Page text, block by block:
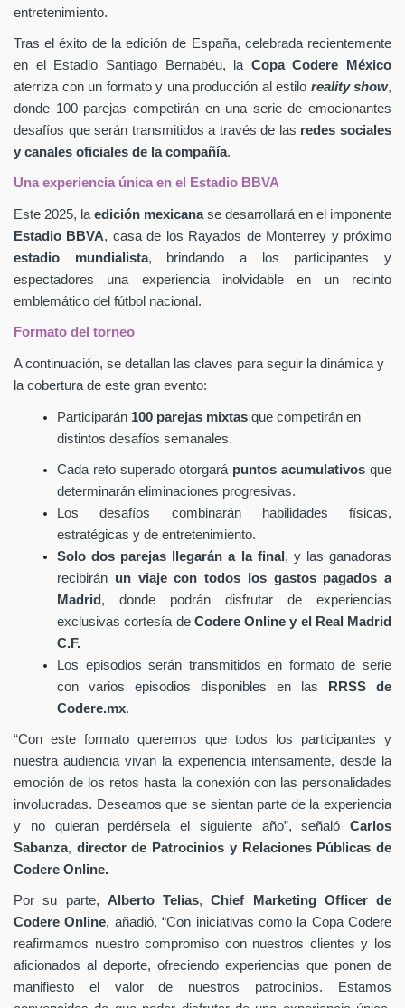
entretenimiento.
Tras el éxito de la edición de España, celebrada recientemente
en el Estadio Santiago Bernabéu, la Copa Codere México
aterriza con un formato y una producción al estilo reality show,
donde 100 parejas competirán en una serie de emocionantes
desafíos que serán transmitidos a través de las redes sociales
y canales oficiales de la compañía.
Una experiencia única en el Estadio BBVA
Este 2025, laedición mexicanase desarrollará en el imponente
Estadio BBVA, casa de los Rayados de Monterrey y próximo
estadio mundialista, brindando a los participantes y
espectadores una experiencia inolvidable en un recinto
emblemático del fútbol nacional.
Formato del torneo
A continuación, se detallan las claves para seguir la dinámica y
la cobertura de este gran evento:
Participarán 100 parejas mixtas que competirán en
distintos desafíos semanales.
Cada reto superado otorgará puntos acumulativos que
determinarán eliminaciones progresivas.
Los desafíos combinarán habilidades físicas,
estratégicas y de entretenimiento.
Solo dos parejas llegarán a la final , y las ganadoras
recibirán un viaje con todos los gastos pagados a
Madrid, donde podrán disfrutar de experiencias
exclusivas cortesía de Codere Online y el Real Madrid
C.F.
Los episodios serán transmitidos en formato de serie
con varios episodios disponibles en las
RRSS de
Codere.mx.
“Con este formato queremos que todos los participantes y
nuestra audiencia vivan la experiencia intensamente, desde la
emoción de los retos hasta la conexión con las personalidades
involucradas. Deseamos que se sientan parte de la experiencia
y no quieran perdérsela el siguiente año”, señaló Carlos
Sabanza, director de Patrocinios y Relaciones Públicas de
Codere Online.
Por su parte, Alberto Telias,Chief Marketing Officer de
Codere Online, añadió, “Con iniciativas como la Copa Codere
reafirmamos nuestro compromiso con nuestros clientes y los
aficionados al deporte, ofreciendo experiencias que ponen de
manifiesto el valor de nuestros patrocinios. Estamos